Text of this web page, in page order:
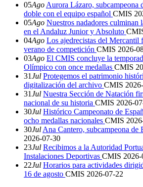
05Ago Aurora Lázaro, subcampeona
doble con el equipo español CMIS
05Ago Nuestros nadadores culminan
en el Andaluz Junior y Absoluto
04Ago Los ajedrecistas del Mercantil
verano de competición CMIS 2026-
03Ago El CMIS concluye la
Olímpico con once medallas CMIS
31Jul Protegemos el patrimonio
digitalización del archivo CMIS
31Jul Nuestra Sección de Natación
nacional de su historia CMIS 2026-
30Jul Histórico Campeonato de
ocho medallas nacionales CMIS
30Jul Ana Cantero, subcampeona de
2026-07-30
23Jul Recibimos a la Autoridad
Instalaciones Deportivas CMIS
22Jul Horarios para actividades
16 de agosto CMIS 2026-07-22